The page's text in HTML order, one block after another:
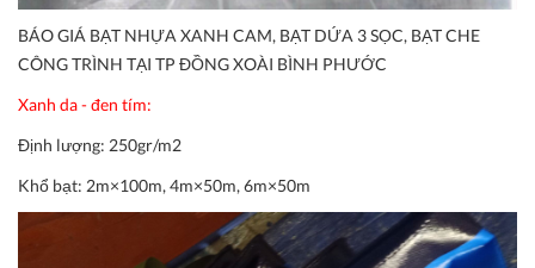
BÁO GIÁ BẠT NHỰA XANH CAM, BẠT DỨA 3 SỌC, BẠT CHE
CÔNG TRÌNH TẠI TP ĐỒNG XOÀI BÌNH PHƯỚC
Xanh da - đen tím:
Định lượng: 250gr/m2
Khổ bạt: 2m×100m, 4m×50m, 6m×50m